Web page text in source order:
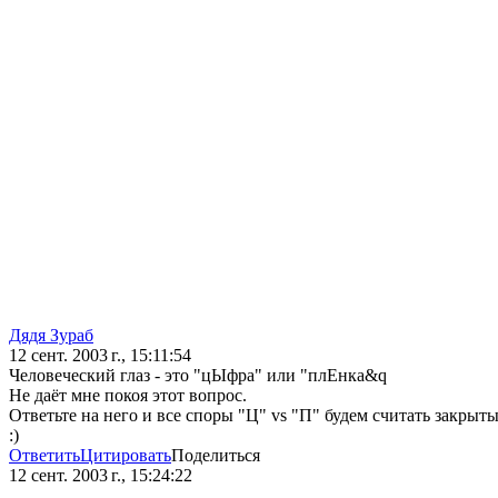
Дядя Зураб
12 сент. 2003 г., 15:11:54
Человеческий глаз - это "цЫфра" или "плЕнка&q
Не даёт мне покоя этот вопрос.
Ответьте на него и все споры "Ц" vs "П" будем считать
:)
ОтветитьЦитироватьПоделиться
12 сент. 2003 г., 15:24:22